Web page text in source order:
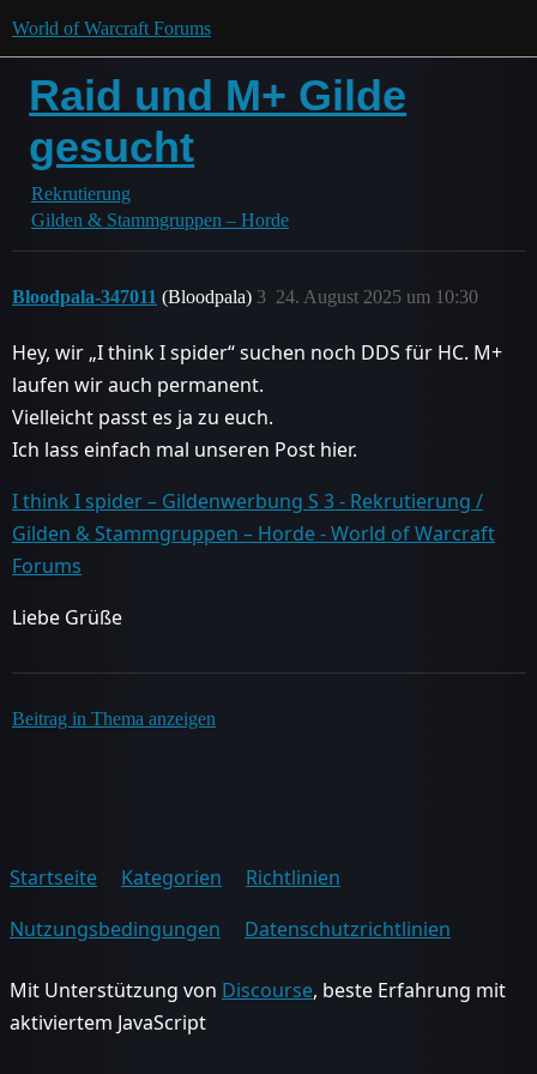
World of Warcraft Forums
Raid und M+ Gilde
gesucht
Rekrutierung
Gilden & Stammgruppen – Horde
Bloodpala-347011 (Bloodpala) 24. August 2025 um 10:30
3
Hey, wir „I think I spider“ suchen noch DDS für HC. M+
laufen wir auch permanent.
Vielleicht passt es ja zu euch.
Ich lass einfach mal unseren Post hier.
I think I spider – Gildenwerbung S 3 - Rekrutierung /
Gilden & Stammgruppen – Horde - World of Warcraft
Forums
Liebe Grüße
Beitrag in Thema anzeigen
Startseite Kategorien
Richtlinien
Nutzungsbedingungen
Datenschutzrichtlinien
Mit Unterstützung von Discourse, beste Erfahrung mit
aktiviertem JavaScript